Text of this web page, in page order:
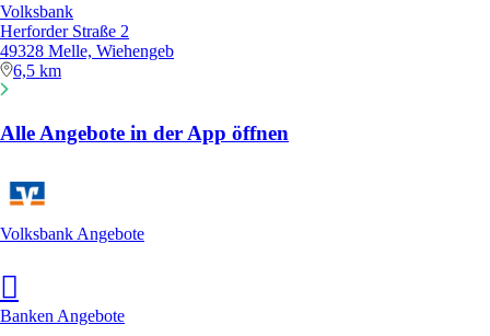
Volksbank
Herforder Straße 2
49328 Melle, Wiehengeb
6,5 km
Alle Angebote in der App öffnen
Volksbank Angebote
Banken Angebote